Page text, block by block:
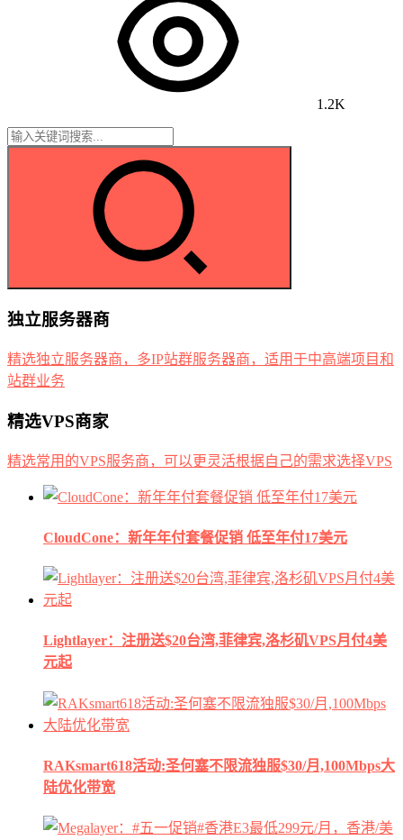
1.2K
独立服务器商
精选独立服务器商，多IP站群服务器商，适用于中高端项目和
站群业务
精选VPS商家
精选常用的VPS服务商，可以更灵活根据自己的需求选择VPS
CloudCone：新年年付套餐促销 低至年付17美元
Lightlayer：注册送$20台湾,菲律宾,洛杉矶VPS月付4美
元起
RAKsmart618活动:圣何塞不限流独服$30/月,100Mbps大
陆优化带宽